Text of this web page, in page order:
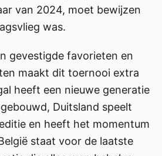
van 2024, moet bewijzen
was.
gevestigde favorieten en
maakt dit toernooi extra
heeft een nieuwe generatie
Duitsland speelt
en heeft het momentum
staat voor de laatste